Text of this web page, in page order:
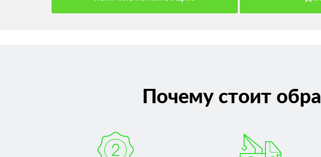
Почему стоит